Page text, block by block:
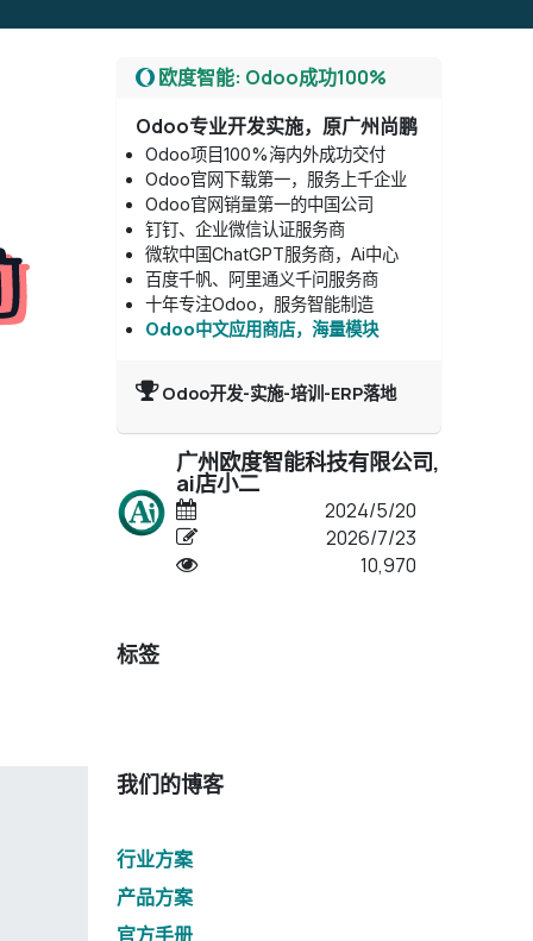
欧度智能: Odoo成功100%
Odoo专业开发实施，原广州尚鹏
Odoo项目100%海内外成功交付
Odoo官网下载第一，服务上千企业
Odoo官网销量第一的中国公司
钉钉、企业微信认证服务商
微软中国ChatGPT服务商，Ai中心
百度千帆、阿里通义千问服务商
十年专注Odoo，服务智能制造
Odoo中文应用商店，海量模块
Odoo开发-实施-培训-ERP落地
广州欧度智能科技有限公司,
ai店小二
2024/5/20
2026/7/23
10,970
标签
我们的博客
行业方案
产品方案
官方手册